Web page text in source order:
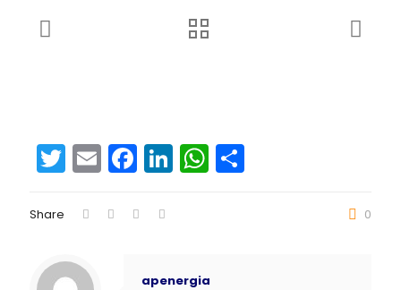
Twitter
EmailFacebook
LinkedIn
WhatsApp
Share
Share 0
apenergia